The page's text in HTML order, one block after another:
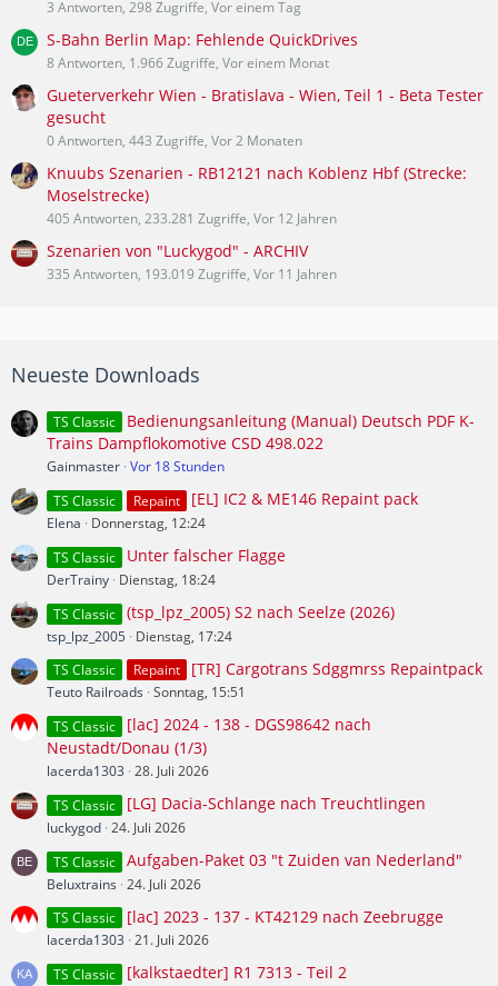
3 Antworten, 298 Zugriffe, Vor einem Tag
S-Bahn Berlin Map: Fehlende QuickDrives
8 Antworten, 1.966 Zugriffe, Vor einem Monat
Gueterverkehr Wien - Bratislava - Wien, Teil 1 - Beta Tester
gesucht
0 Antworten, 443 Zugriffe, Vor 2 Monaten
Knuubs Szenarien - RB12121 nach Koblenz Hbf (Strecke:
Moselstrecke)
405 Antworten, 233.281 Zugriffe, Vor 12 Jahren
Szenarien von "Luckygod" - ARCHIV
335 Antworten, 193.019 Zugriffe, Vor 11 Jahren
Neueste Downloads
TS Classic
Bedienungsanleitung (Manual) Deutsch PDF K-
Trains Dampflokomotive CSD 498.022
Gainmaster Vor 18 Stunden
TS Classic
Repaint [EL] IC2 & ME146 Repaint pack
Elena
Donnerstag, 12:24
TS Classic
Unter falscher Flagge
DerTrainy Dienstag, 18:24
TS Classic (tsp_lpz_2005) S2 nach Seelze (2026)
tsp_lpz_2005
Dienstag, 17:24
TS Classic
Repaint [TR] Cargotrans Sdggmrss Repaintpack
Teuto Railroads Sonntag, 15:51
TS Classic
[lac] 2024 - 138 - DGS98642 nach
Neustadt/Donau (1/3)
lacerda1303 28. Juli 2026
TS Classic
[LG] Dacia-Schlange nach Treuchtlingen
luckygod 24. Juli 2026
TS Classic Aufgaben-Paket 03 "t Zuiden van Nederland"
Beluxtrains 24. Juli 2026
TS Classic
[lac] 2023 - 137 - KT42129 nach Zeebrugge
lacerda1303 21. Juli 2026
TS Classic
[kalkstaedter] R1 7313 - Teil 2